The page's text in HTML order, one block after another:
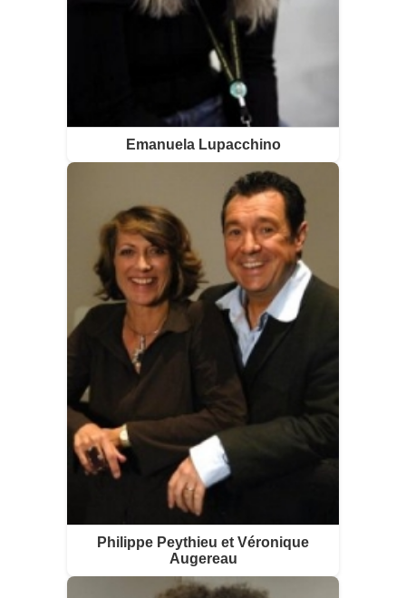
Emanuela Lupacchino
Philippe Peythieu et Véronique
Augereau